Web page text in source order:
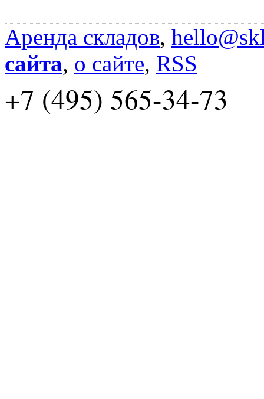
Аренда складов,
сайта, о сайте, RSS
+7 (495) 565-34-73